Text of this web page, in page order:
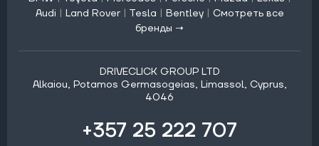
Audi | Land Rover | Tesla | Bentley | Смотреть все
бренды →
DRIVECLICK GROUP LTD
Alkaiou, Potamos Germasogeias, Limassol, Cyprus,
4046
+357 25 222 707